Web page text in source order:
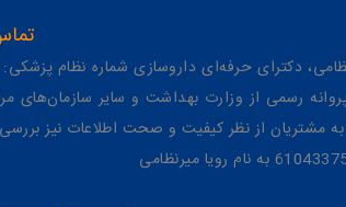
تماس
حرفه‌ای داروسازی شماره نظام پزشکی: د-3247، فعالیت
رسمی از وزارت بهداشت و سایر سازمان‌های
مشتریان از نظر کیفیت و صحت اطلاعات نیز